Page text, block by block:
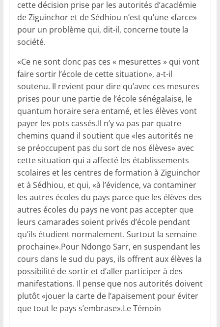
cette décision prise par les autorités d’académie
de Ziguinchor et de Sédhiou n’est qu’une «farce»
pour un problème qui, dit-il, concerne toute la
société.
«Ce ne sont donc pas ces « mesurettes » qui vont
faire sortir l’école de cette situation», a-t-il
soutenu. Il revient pour dire qu’avec ces mesures
prises pour une partie de l’école sénégalaise, le
quantum horaire sera entamé, et les élèves vont
payer les pots cassés.Il n’y va pas par quatre
chemins quand il soutient que «les autorités ne
se préoccupent pas du sort de nos élèves» avec
cette situation qui a affecté les établissements
scolaires et les centres de formation à Ziguinchor
et à Sédhiou, et qui, «à l’évidence, va contaminer
les autres écoles du pays parce que les élèves des
autres écoles du pays ne vont pas accepter que
leurs camarades soient privés d’école pendant
qu’ils étudient normalement. Surtout la semaine
prochaine».Pour Ndongo Sarr, en suspendant les
cours dans le sud du pays, ils offrent aux élèves la
possibilité de sortir et d’aller participer à des
manifestations. Il pense que nos autorités doivent
plutôt «jouer la carte de l’apaisement pour éviter
que tout le pays s’embrase».Le Témoin